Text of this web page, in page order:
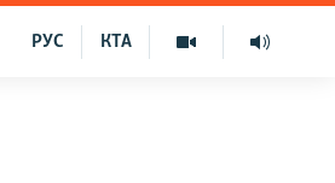
КТА
РУС